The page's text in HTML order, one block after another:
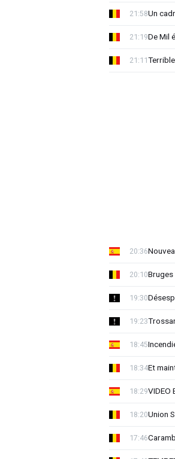
Un
21:58
De Mil
21:19
21:11
20:36
20:10
19:30
19:23
18:45
Et
18:34
VIDEO
18:29
Union
18:20
17:46